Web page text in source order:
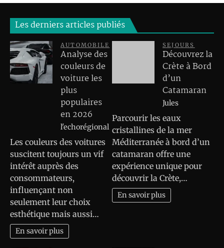
Les derniers articles publiés
AUTOMOBILE
Analyse des
couleurs de
voiture les
plus
populaires
en 2026
l'echorégional
Les couleurs des voitures
suscitent toujours un vif
intérêt auprès des
consommateurs,
influençant non
seulement leur choix
esthétique mais aussi…
En savoir plus
SEJOURS
Découvrez la
Crète à Bord
d’un
Catamaran
Jules
Parcourir les eaux
cristallines de la mer
Méditerranée à bord d’un
catamaran offre une
expérience unique pour
découvrir la Crète,…
En savoir plus